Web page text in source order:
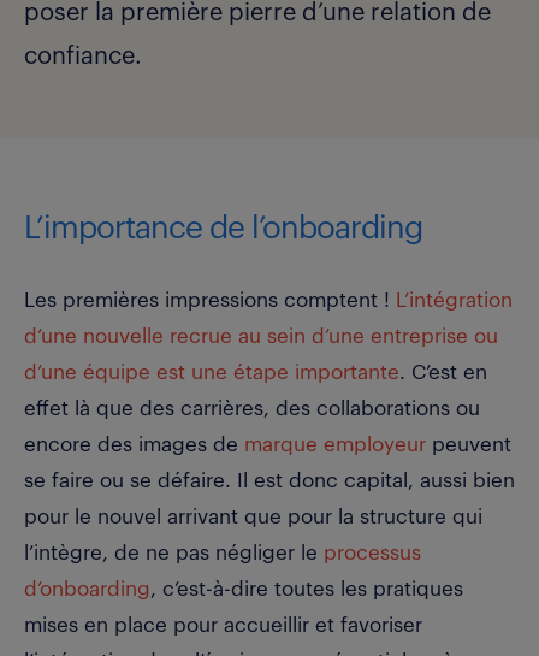
poser la première pierre d’une relation de
confiance.
L’importance de l’onboarding
Les premières impressions comptent !
L’intégration
d’une nouvelle recrue au sein d’une entreprise ou
d’une équipe est une étape importante. C’est en
effet là que des carrières, des collaborations ou
encore des images de marque employeur peuvent
se faire ou se défaire. Il est donc capital, aussi bien
pour le nouvel arrivant que pour la structure qui
l’intègre, de ne pas négliger le processus
d’onboarding , c’est-à-dire toutes les pratiques
mises en place pour accueillir et favoriser